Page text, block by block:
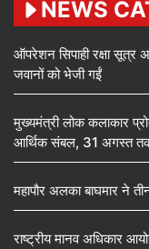
NEWS
ऑपरेशन सिपाही रक्षा सूत्र
जवानों को भेजी गईं
मुख्यमंत्री लोक कलाकार
आर्थिक संबल, 31 अगस्त
महापौर अलका बाघमार ने
राष्ट्रीय मानव अधिकार